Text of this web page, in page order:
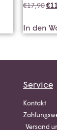
€17,90€
In den
Service
Kontakt
Versand